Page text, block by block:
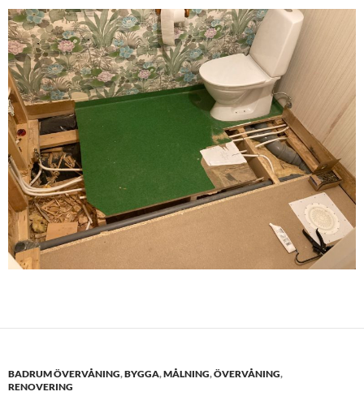
BADRUM ÖVERVÅNING,BYGGA,MÅLNING,ÖVERVÅNING,
RENOVERING